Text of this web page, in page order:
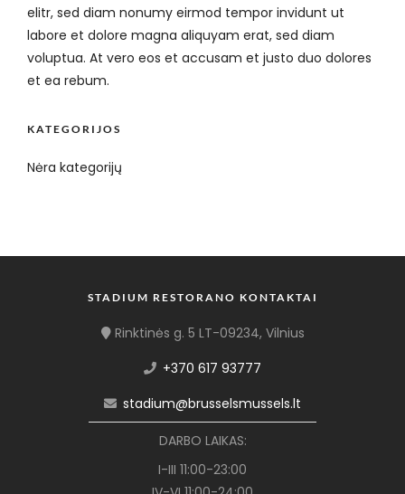
elitr, sed diam nonumy eirmod tempor invidunt ut
labore et dolore magna aliquyam erat, sed diam
voluptua. At vero eos et accusam et justo duo dolores
et ea rebum.
KATEGORIJOS
Nėra kategorijų
STADIUM RESTORANO KONTAKTAI
Rinktinės g. 5 LT-09234, Vilnius
+370 617 93777
stadium@brusselsmussels.lt
DARBO LAIKAS:
I-III 11:00-23:00